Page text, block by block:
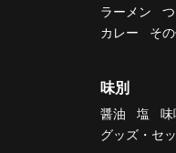
ラーメン
カレー
そ
味別
醤油 塩 味
グッズ・セ